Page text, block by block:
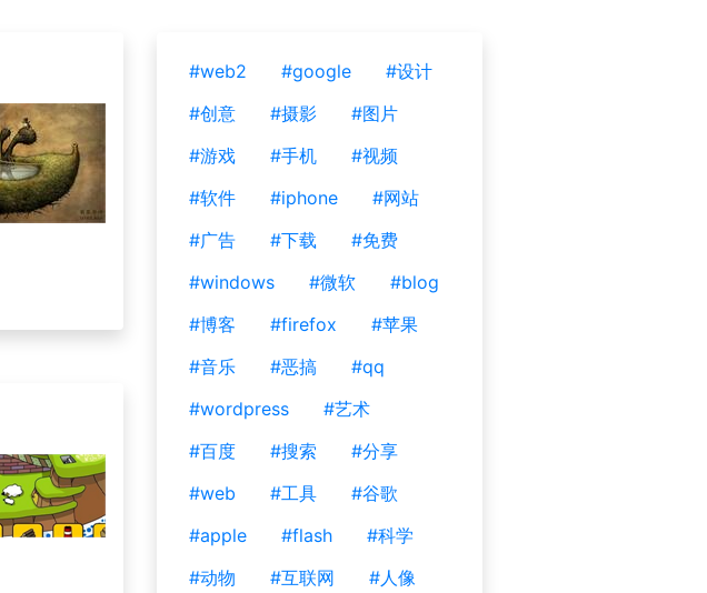
#web2 #google
#设计
#创意
#摄影
#图片
#游戏
#手机
#视频
#软件
#iphone
#网站
#广告
#下载
#免费
#windows
#微软
#blog
#博客
#firefox
#苹果
#音乐
#恶搞
#qq
#wordpress
#艺术
#百度
#搜索
#分享
#web
#工具
#谷歌
#apple
#flash
#科学
#动物
#互联网
#人像